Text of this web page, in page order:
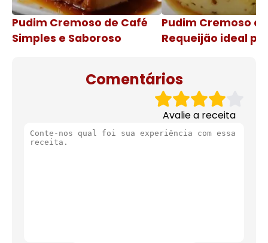
Pudim Cremoso de Café
Simples e Saboroso
Pudim Cremoso
Requeijão ideal
Comentários
Avalie a receita